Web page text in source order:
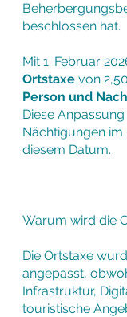
beschlossen hat.
Mit 1. Februar
Ortstaxe von
Person und
Diese
Nächtigungen
diesem Datum.
Warum wird die
Die Ortstaxe
angepasst,
Infrastruktur,
touristische